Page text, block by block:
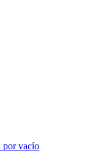
por vacío